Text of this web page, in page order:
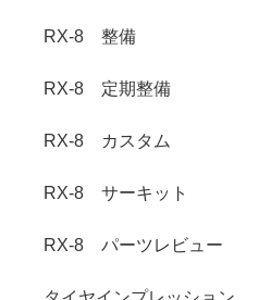
RX-8 整備
RX-8 定期整備
RX-8 カスタム
RX-8 サーキット
RX-8 パーツレビュー